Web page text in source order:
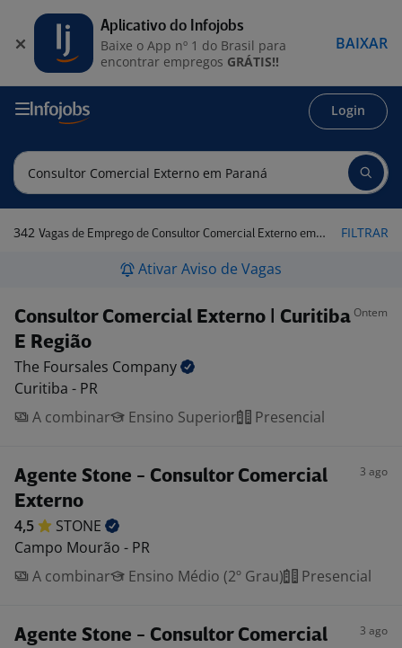
Login
342 Vagas de Emprego de Consultor Comercial Externo em Paraná FILTRAR
Ativar Aviso de Vagas
Consultor Comercial Externo | Curitiba
E Região
Ontem
The Foursales Company
Curitiba - PR
A combinar
Ensino Superior Presencial
Agente Stone - Consultor Comercial
Externo
3 ago
4,5
STONE
Campo Mourão - PR
A combinar
Ensino Médio (2º Grau) Presencial
Agente Stone - Consultor Comercial
3 ago
Aplicativo do Infojobs
Baixe o App nº 1 do Brasil para
encontrar empregos GRÁTIS!!
BAIXAR